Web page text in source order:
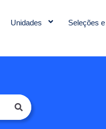
Unidades Seleções